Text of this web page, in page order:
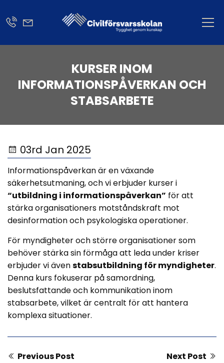
KURSER INOM
INFORMATIONSPÅVERKAN OCH
STABSARBETE
03rd Jan 2025
Informationspåverkan är en växande
säkerhetsutmaning, och vi erbjuder kurser i
“utbildning i informationspåverkan” för att
stärka organisationers motståndskraft mot
desinformation och psykologiska operationer.
För myndigheter och större organisationer som
behöver stärka sin förmåga att leda under kriser
erbjuder vi ävenstabsutbildning för myndigheter.
Denna kurs fokuserar på samordning,
beslutsfattande och kommunikation inom
stabsarbete, vilket är centralt för att hantera
komplexa situationer.
Previous Post Next Post